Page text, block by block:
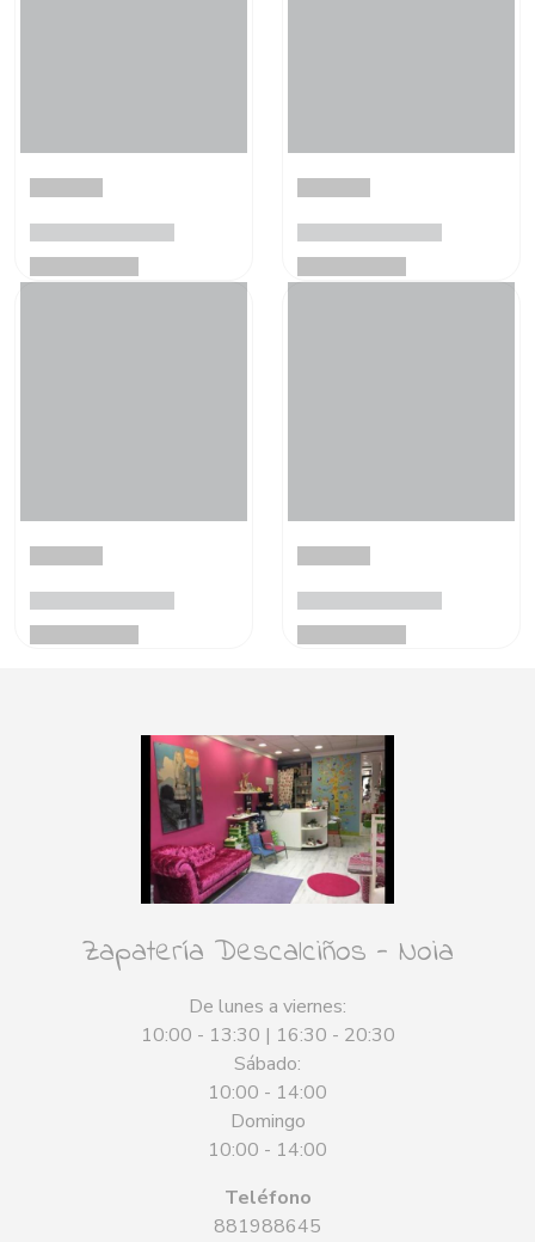
Zapatería Descalciños - Noia
De lunes a viernes:
10:00 - 13:30 | 16:30 - 20:30
Sábado:
10:00 - 14:00
Domingo
10:00 - 14:00
Teléfono
881988645